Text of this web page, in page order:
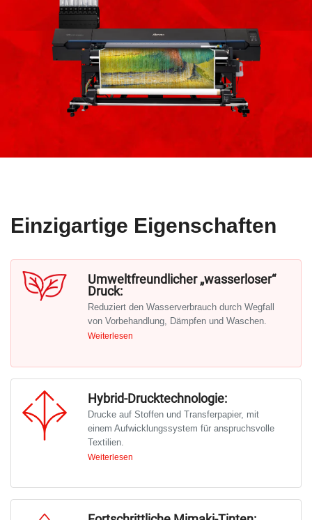
Einzigartige Eigenschaften
Umweltfreundlicher „wasserloser“
Druck:
Reduziert den Wasserverbrauch durch Wegfall
von Vorbehandlung, Dämpfen und Waschen.
Weiterlesen
das Dämpfen und Waschen. Die Tx330-Serie
macht diese Schritte überflüssig, reduziert die
Umweltbelastung und sorgt gleichzeitig für
hochwertige Druckergebnisse.
Hybrid-Drucktechnologie:
Drucke auf Stoffen und Transferpapier, mit
einem Aufwicklungssystem für anspruchsvolle
Textilien.
Weiterlesen
umgeschaltet werden. Ob Sie nun farbenfrohe
Kleidung oder detailreiche Soft Signage